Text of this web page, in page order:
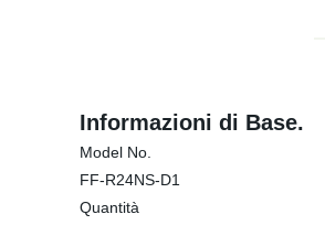
Informazioni di Base.
Model No.
FF-R24NS-D1
Quantità